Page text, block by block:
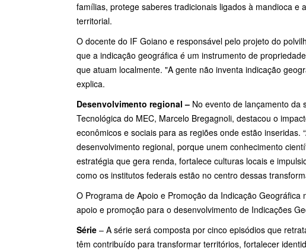
famílias, protege saberes tradicionais ligados à mandioca
territorial.
O docente do IF Goiano e responsável pelo projeto do
que a indicação geográfica é um instrumento de
que atuam localmente. "A gente não inventa indicação
explica.
Desenvolvimento regional – No evento de lançamento da
Tecnológica do MEC, Marcelo Bregagnoli, destacou o
econômicos e sociais para as regiões onde estão
desenvolvimento regional, porque unem conhecimento
estratégia que gera renda, fortalece culturas locais e
como os institutos federais estão no centro dessas
O Programa de Apoio e Promoção da Indicação
apoio e promoção para o desenvolvimento de Indicações
Série – A série será composta por cinco episódios que
têm contribuído para transformar territórios, fortalecer